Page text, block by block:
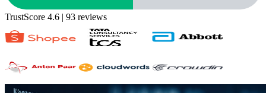
TrustScore 4.6 | 93 reviews